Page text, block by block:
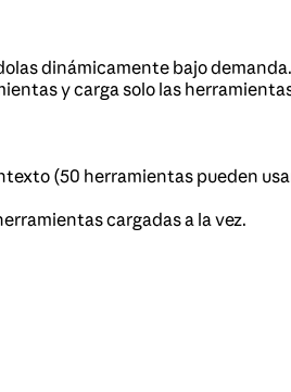
dinámicamente bajo
y carga solo las
(50 herramientas pueden
cargadas a la vez.